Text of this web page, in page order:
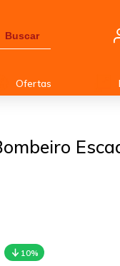
Buscar
Ofertas
10%